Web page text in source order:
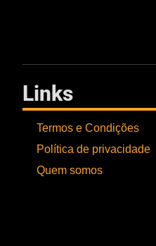
Links
Termos e Condições
Política de privacidade
Quem somos